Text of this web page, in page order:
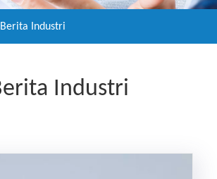
Industri
Industri